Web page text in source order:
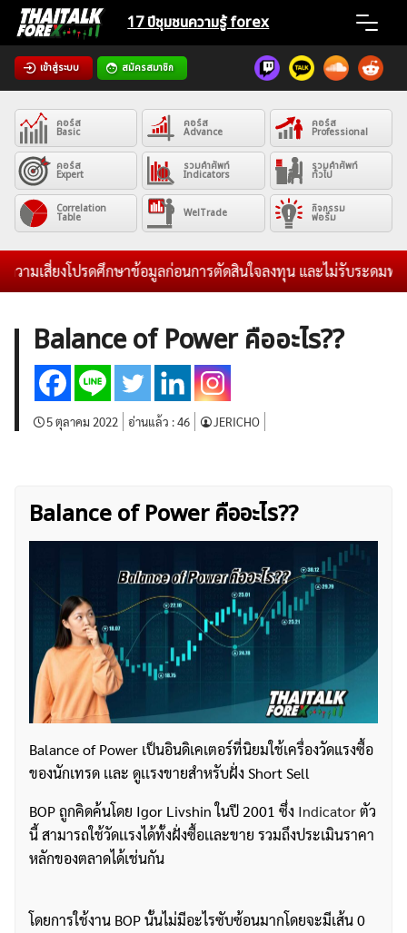
Skip
content
17 ปีชุมชนความรู้ forex
เข้าสู่ระบบ สมัครสมาชิก
Home
News
Articles
VPS Register
ค้นหา
สำหรับ:
คอร์ส
Basic
คอร์ส
Advance
คอร์ส
Professional
คอร์ส
Expert
รวมคำศัพท์
Indicators
รวมคำศัพท์
ทั่วไป
Correlation
Table WelTrade กิจกรรม
ฟอรั่ม
ามเสี่ยงโปรดศึกษาข้อมูลก่อนการตัดสินใจลงทุน และไม่รับระดมทุนใ
Balance of Power คืออะไร??
5 ตุลาคม 2022 อ่านแล้ว :46 JERICHO
Balance of Power คืออะไร??
Balance of Power เป็นอินดิเคเตอร์ที่นิยมใช้เครื่องวัดแรงซื้อ
ของนักเทรด เเละ ดูเเรงขายสำหรับฝั่ง Short Sell
BOP ถูกคิดค้นโดย Igor Livshin ในปี 2001 ซึ่ง Indicatorตัว
นี้ สามารถใช้วัดเเรงได้ทั้งฝั่งซื้อเเละขาย รวมถึงประเมินราคา
หลักของตลาดได้เช่นกัน
โดยการใช้งาน BOP นั้นไม่มีอะไรซับซ้อนมากโดยจะมีเส้น 0